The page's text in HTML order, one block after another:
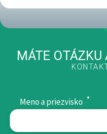
MÁTE OTÁZKU
Meno a priezvisko *